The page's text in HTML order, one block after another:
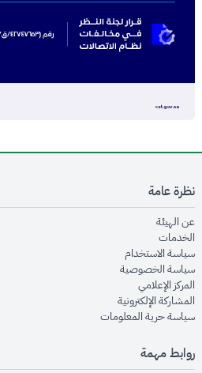
نظرة عامة
عن الهيئةopens in new window
الخدماتopens in new window
سياسة الاستخدام
سياسة الخصوصيةopens in new window
المركز الإعلاميopens in new window
المشاركة الإلكترونيةopens in new window
سياسة حرية المعلوماتopens in new window
روابط مهمة